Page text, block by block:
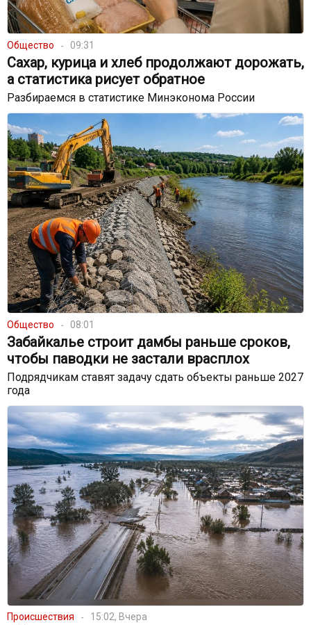
Общество 09:31
Сахар, курица и хлеб продолжают дорожать,
а статистика рисует обратное
Разбираемся в статистике Минэконома России
Общество 08:01
Забайкалье строит дамбы раньше сроков,
чтобы паводки не застали врасплох
Подрядчикам ставят задачу сдать объекты раньше 2027
года
Происшествия 15:02, Вчера